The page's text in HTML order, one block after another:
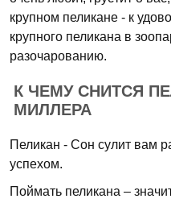
крупном пеликане - к
крупного пеликана в
разочарованию.
К ЧЕМУ СНИТСЯ
МИЛЛЕРА
Пеликан - Сон сулит вам
успехом.
Поймать пеликана –